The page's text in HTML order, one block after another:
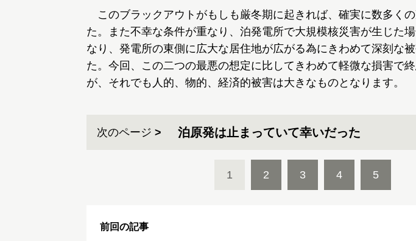
このブラックアウトがもしも厳冬期に起きれば、確実に数多く
た。また不幸な条件が重なり、泊発電所で大規模核災害が生じた
なり、発電所の東側に広大な居住地が広がる為にきわめて深刻な
た。今回、この二つの最悪の想定に比してきわめて軽微な損害で
が、それでも人的、物的、経済的被害は大きなものとなります。
次のページ 泊原発は止まっていて幸いだった
1 2 3 4 5
前回の記事